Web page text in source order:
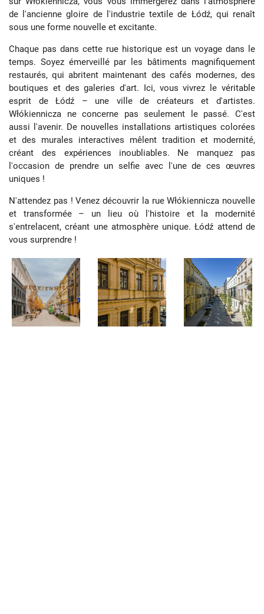
de l'ancienne gloire de l'industrie textile de Łódź, qui renaît
sous une forme nouvelle et excitante.
Chaque pas dans cette rue historique est un voyage dans le
temps. Soyez émerveillé par les bâtiments magnifiquement
restaurés, qui abritent maintenant des cafés modernes, des
boutiques et des galeries d'art. Ici, vous vivrez le véritable
esprit de Łódź – une ville de créateurs et d'artistes.
Włókiennicza ne concerne pas seulement le passé. C'est
aussi l'avenir. De nouvelles installations artistiques colorées
et des murales interactives mêlent tradition et modernité,
créant des expériences inoubliables. Ne manquez pas
l'occasion de prendre un selfie avec l'une de ces œuvres
uniques !
N'attendez pas ! Venez découvrir la rue Włókiennicza nouvelle
et transformée – un lieu où l'histoire et la modernité
s'entrelacent, créant une atmosphère unique. Łódź attend de
vous surprendre !